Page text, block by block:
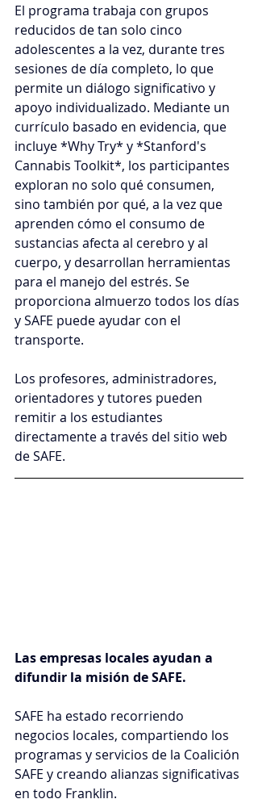
El programa trabaja con grupos
reducidos de tan solo cinco
adolescentes a la vez, durante tres
sesiones de día completo, lo que
permite un diálogo significativo y
apoyo individualizado. Mediante un
currículo basado en evidencia, que
incluye *Why Try* y *Stanford's
Cannabis Toolkit*, los participantes
exploran no solo qué consumen,
sino también por qué, a la vez que
aprenden cómo el consumo de
sustancias afecta al cerebro y al
cuerpo, y desarrollan herramientas
para el manejo del estrés. Se
proporciona almuerzo todos los días
y SAFE puede ayudar con el
transporte.
Los profesores, administradores,
orientadores y tutores pueden
remitir a los estudiantes
directamente a través del sitio web
de SAFE.
Las empresas locales ayudan a
difundir la misión de SAFE.
SAFE ha estado recorriendo
negocios locales, compartiendo los
programas y servicios de la Coalición
SAFE y creando alianzas significativas
en todo Franklin.